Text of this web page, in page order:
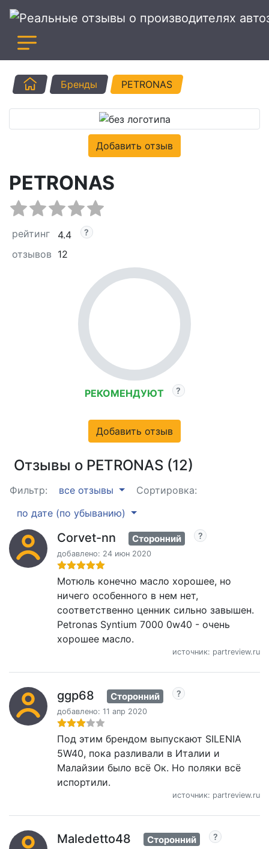
ГлавнаяБренды PETRONAS
Добавить отзыв
PETRONAS
рейтинг
4.4
отзывов 12
РЕКОМЕНДУЮТ
Добавить отзыв
Отзывы о PETRONAS (12)
Фильтр: все отзывы
Сортировка:
по дате (по убыванию)
Corvet-nn Сторонний
добавлено: 24 июн 2020
Мотюль конечно масло хорошее, но
ничего особенного в нем нет,
соответственно ценник сильно завышен.
Petronas Syntium 7000 0w40 - очень
хорошее масло.
источник: partreview.ru
ggp68 Сторонний
добавлено: 11 апр 2020
Под этим брендом выпускают SILENIA
5W40, пока разливали в Италии и
Малайзии было всё Ок. Но поляки всё
испортили.
источник: partreview.ru
Maledetto48 Сторонний